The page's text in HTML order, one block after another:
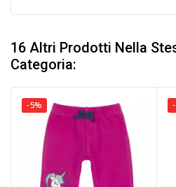
16 Altri Prodotti Nella
Categoria:
-5%